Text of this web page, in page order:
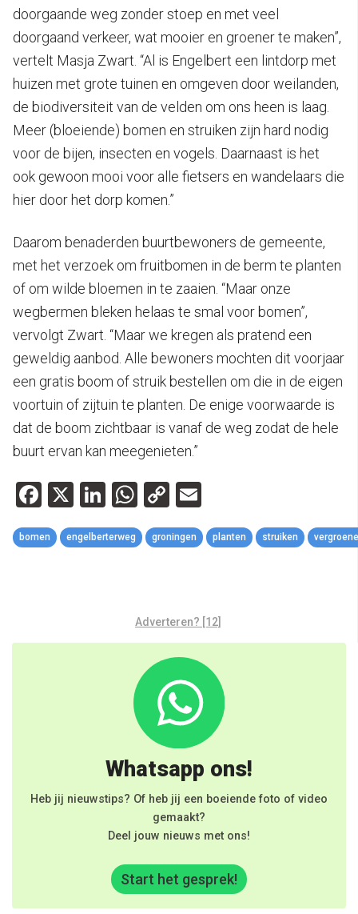
doorgaande weg zonder stoep en met veel
doorgaand verkeer, wat mooier en groener te maken”,
vertelt Masja Zwart. “Al is Engelbert een lintdorp met
huizen met grote tuinen en omgeven door weilanden,
de biodiversiteit van de velden om ons heen is laag.
Meer (bloeiende) bomen en struiken zijn hard nodig
voor de bijen, insecten en vogels. Daarnaast is het
ook gewoon mooi voor alle fietsers en wandelaars die
hier door het dorp komen.”
Daarom benaderden buurtbewoners de gemeente,
met het verzoek om fruitbomen in de berm te planten
of om wilde bloemen in te zaaien. “Maar onze
wegbermen bleken helaas te smal voor bomen”,
vervolgt Zwart. “Maar we kregen als pratend een
geweldig aanbod. Alle bewoners mochten dit voorjaar
een gratis boom of struik bestellen om die in de eigen
voortuin of zijtuin te planten. De enige voorwaarde is
dat de boom zichtbaar is vanaf de weg zodat de hele
buurt ervan kan meegenieten.”
Facebook
X LinkedIn
WhatsApp
Copy
Link
bomen engelberterweg groningen planten struiken
Adverteren? [12]
Whatsapp ons!
Heb jij nieuwstips? Of heb jij een boeiende foto of video
gemaakt?
Deel jouw nieuws met ons!
Start het gesprek!